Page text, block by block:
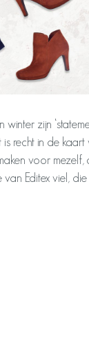
zijn
recht in de
voor mezelf,
Editex viel,